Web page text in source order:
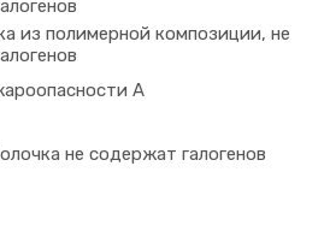
из полимерной композиции, не
A
не содержат галогенов